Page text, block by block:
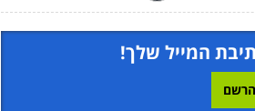
המייל שלך!